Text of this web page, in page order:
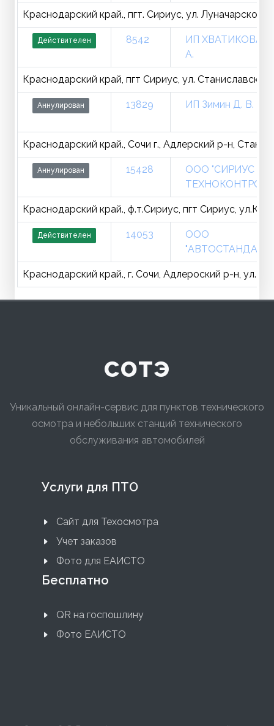
Краснодарский край., пгт. Сириус, ул. Луначарского,
Действителен 8542
ИП ХВАТИКОВА Н.
А.
Краснодарский край, пгт Сириус, ул.
Аннулирован 13829 ИП Зимин Д. В.
Краснодарский край., Сочи г., Адлерский р-н,
Аннулирован 15428
ООО "СИРИУС
Краснодарский край., ф.т.Сириус, пгт Сириус,
Действителен 14053
ООО
"АВТОСТАНДАРТ"
Краснодарский край., г. Сочи, Адлероский р-н, ул.
сотэ
Уникальный онлайн-сервис для пунктов технического
осмотра и небольших станций технического
обслуживания автомобилей
Услуги для ПТО
Сайт для Техосмотра
Учет заказов
Фото для ЕАИСТО
Бесплатно
QR на госпошлину
Фото ЕАИСТО